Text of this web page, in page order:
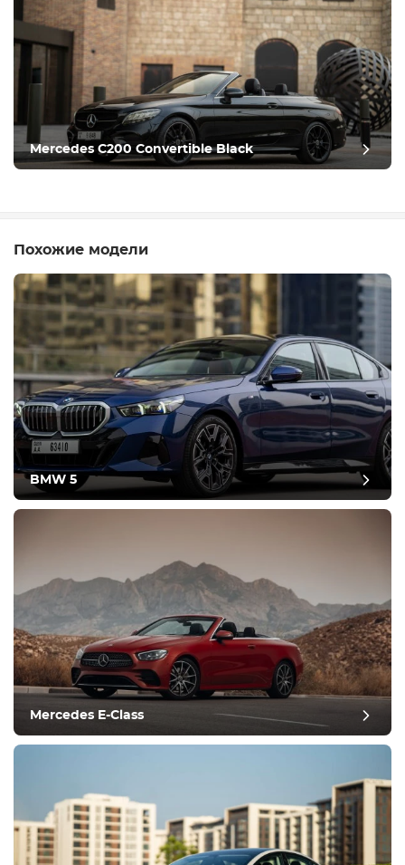
Mercedes C200 Convertible Black
Похожие модели
BMW 5
Mercedes E-Class